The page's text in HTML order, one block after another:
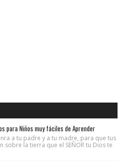
para Niños muy fáciles de Aprender
a tu padre y a tu madre, para que tus
sobre la tierra que el SEÑOR tu Dios te